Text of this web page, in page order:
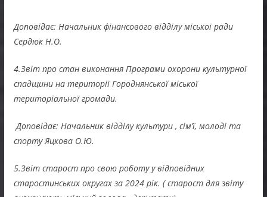
Доповідає: Начальник фінансового відділу міської ради
Сердюк Н.О.
4.Звіт про стан виконання Програми охорони культурної
спадщини на території Городнянської міської
територіальної громади.
Доповідає: Начальник відділу культури , сім’ї, молоді та
спорту Яцкова О.Ю.
5.Звіт старост про свою роботу у відповідних
старостинських округах за 2024 рік. ( старост для звіту